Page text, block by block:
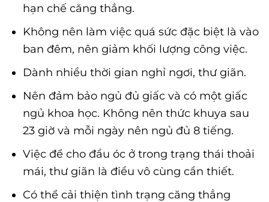
hạn chế căng thẳng.
Không nên làm việc quá sức đặc biệt là vào
ban đêm, nên giảm khối lượng công việc.
Dành nhiều thời gian nghỉ ngơi, thư giãn.
Nên đảm bảo ngủ đủ giấc và có một giấc
ngủ khoa học. Không nên thức khuya sau
23 giờ và mỗi ngày nên ngủ đủ 8 tiếng.
Việc để cho đầu óc ở trong trạng thái thoải
mái, thư giãn là điều vô cùng cần thiết.
Có thể cải thiện tình trạng căng thẳng